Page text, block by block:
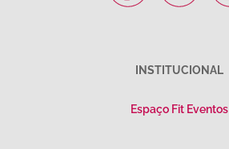
INSTITUCIONAL
Espaço Fit Eventos